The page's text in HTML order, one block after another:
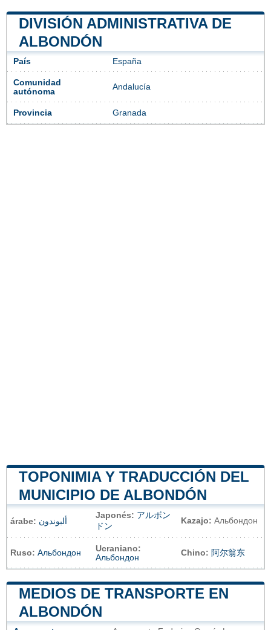
DIVISIÓN ADMINISTRATIVA DE
ALBONDÓN
País España
Comunidad
autónoma
Andalucía
Provincia Granada
TOPONIMIA Y TRADUCCIÓN DEL
MUNICIPIO DE ALBONDÓN
árabe: ألبوندون
Japonés: アルボン
ドン
Kazajo: Альбондон
Ruso: Альбондон
Ucraniano:
Альбондон
Chino: 阿尔翁东
MEDIOS DE TRANSPORTE EN
ALBONDÓN